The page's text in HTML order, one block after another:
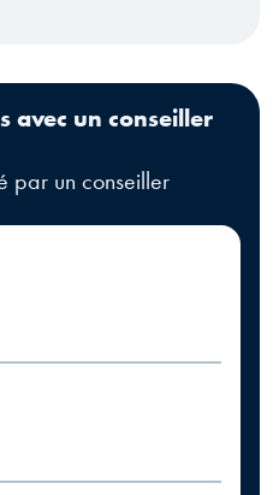
avec un conseiller
par un conseiller